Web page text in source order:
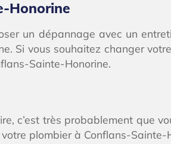
Honorine
un dépannage avec un
Si vous souhaitez changer
Sainte-Honorine.
c’est très probablement que
plombier à Conflans-Sainte-